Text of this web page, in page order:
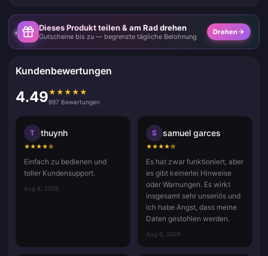
Dieses Produkt teilen & am Rad drehen
Gutscheine bis zu — begrenzte tägliche Belohnung
Drehen
Kundenbewertungen
4.49★ ★ ★ ★ ★
897 Bewertungen
T thuynh
★★★★☆
Einfach zu bedienen und
toller Kundensupport.
Aug 6, 2026
S samuel garces
★★★★☆
Es hat zwar funktioniert, aber
es gibt keinerlei Hinweise
oder Warnungen. Es wirkt
insgesamt sehr unseriös und
ich habe Angst, dass meine
Daten gestohlen werden.
Aug 6, 2026